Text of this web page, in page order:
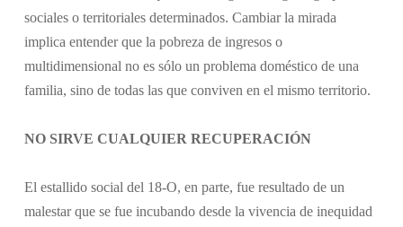
sociales o territoriales determinados. Cambiar la mirada
implica entender que la pobreza de ingresos o
multidimensional no es sólo un problema doméstico de una
familia, sino de todas las que conviven en el mismo territorio.
NO SIRVE CUALQUIER RECUPERACIÓN
El estallido social del 18-O, en parte, fue resultado de un
malestar que se fue incubando desde la vivencia de inequidad